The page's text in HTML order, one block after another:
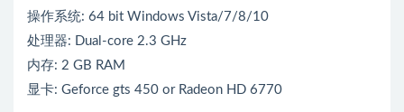
操作系统: 64 bit Windows Vista/7/8/10
处理器: Dual-core 2.3 GHz
内存: 2 GB RAM
显卡: Geforce gts 450 or Radeon HD 6770